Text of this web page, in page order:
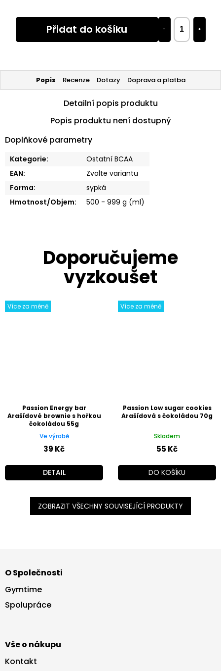
+
−
Přidat do košíku
Více za méně
Passion Energy bar
Arašídové brownie s hořkou
čokoládou 55g
Ve výrobě
39 Kč
DETAIL
Více za méně
Passion Low sugar cookies
Arašídová s čokoládou 70g
Skladem
55 Kč
DO KOŠÍKU
ZOBRAZIT VŠECHNY SOUVISEJÍCÍ PRODUKTY
Popis Recenze Dotazy Doprava a platba
Detailní popis produktu
Popis produktu není dostupný
Doplňkové parametry
Kategorie:
Ostatní BCAA
EAN:
Zvolte variantu
Forma:
sypká
Hmotnost/Objem: 500 - 999 g (ml)
p
a
O Společnosti
Gymtime
Spolupráce
Vše o nákupu
Kontakt